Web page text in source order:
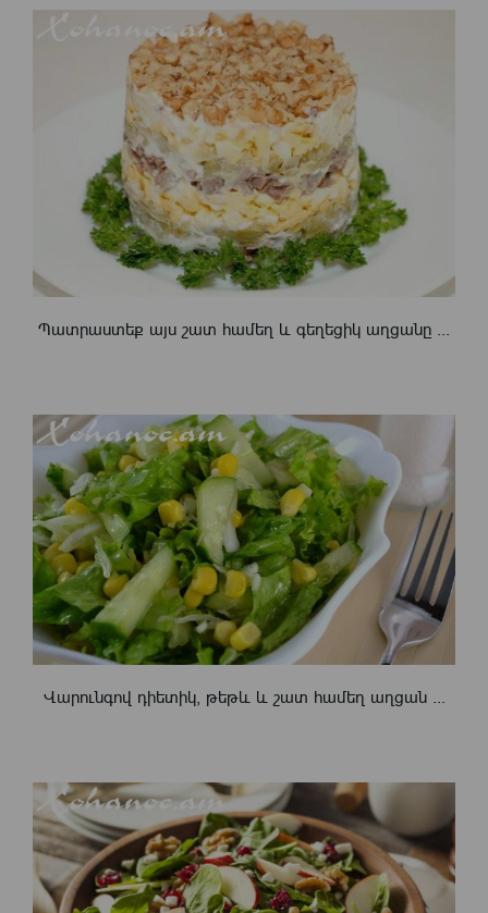
Պատրաստեք այս շատ համեղ և գեղեցիկ աղցանը ...
Վարունգով դիետիկ, թեթև և շատ համեղ աղցան ...